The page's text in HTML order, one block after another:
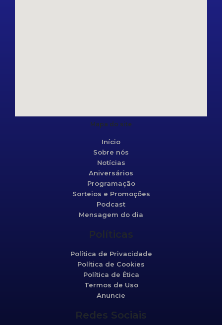
Mapa do site
Início
Sobre nós
Notícias
Aniversários
Programação
Sorteios e Promoções
Podcast
Mensagem do dia
Políticas
Política de Privacidade
Política de Cookies
Política de Ética
Termos de Uso
Anuncie
Redes Sociais